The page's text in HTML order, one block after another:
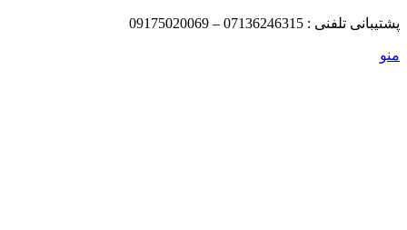
پشتیبانی تلفنی : 07136246315 – 09175020069
منو